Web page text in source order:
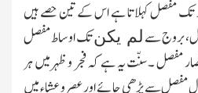
مفصل کہلا تا ہے اس کے تین حصے ہیں
،بروج سےلم یکنتك اوساط مفصل
مفصل ۔سنّت یہ ہے کہ فجر و ظہر میں ہر